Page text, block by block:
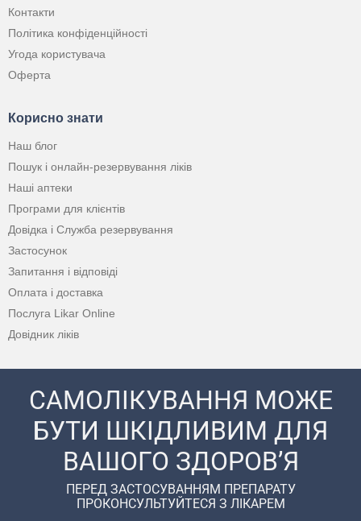
Контакти
Політика конфіденційності
Угода користувача
Оферта
Корисно знати
Наш блог
Пошук і онлайн-резервування ліків
Наші аптеки
Програми для клієнтів
Довідка і Служба резервування
Застосунок
Запитання і відповіді
Оплата і доставка
Послуга Likar Online
Довідник ліків
САМОЛІКУВАННЯ МОЖЕ
БУТИ ШКІДЛИВИМ ДЛЯ
ВАШОГО ЗДОРОВ’Я
ПЕРЕД ЗАСТОСУВАННЯМ ПРЕПАРАТУ
ПРОКОНСУЛЬТУЙТЕСЯ З ЛІКАРЕМ